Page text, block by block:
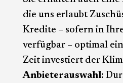
die uns erlaubt
Kredite – sofern in
verfügbar – optimal
Zeit investiert der
Anbieterauswahl: